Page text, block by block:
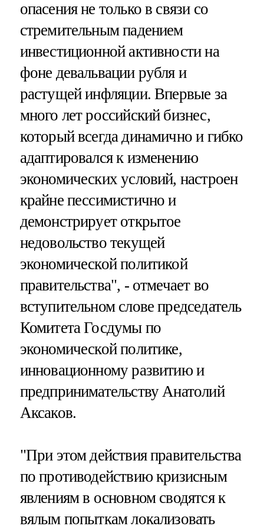
опасения не только в связи со
стремительным падением
инвестиционной активности на
фоне девальвации рубля и
растущей инфляции. Впервые за
много лет российский бизнес,
который всегда динамично и гибко
адаптировался к изменению
экономических условий, настроен
крайне пессимистично и
демонстрирует открытое
недовольство текущей
экономической политикой
правительства", - отмечает во
вступительном слове председатель
Комитета Госдумы по
экономической политике,
инновационному развитию и
предпринимательству Анатолий
Аксаков.
"При этом действия правительства
по противодействию кризисным
явлениям в основном сводятся к
вялым попыткам локализовать